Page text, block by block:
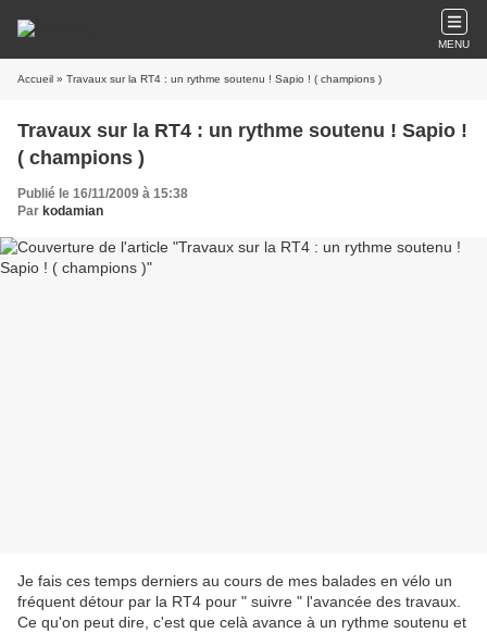
MENU
Accueil » Travaux sur la RT4 : un rythme soutenu ! Sapio ! ( champions )
Travaux sur la RT4 : un rythme soutenu ! Sapio !
( champions )
Publié le 16/11/2009 à 15:38
Par kodamian
Je fais ces temps derniers au cours de mes balades en vélo un
fréquent détour par la RT4 pour " suivre " l'avancée des travaux.
Ce qu'on peut dire, c'est que celà avance à un rythme soutenu et